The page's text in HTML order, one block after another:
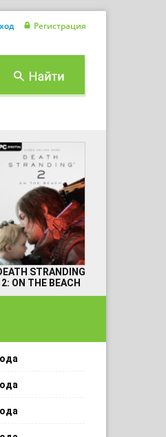
Регистрация
STRANDING
2: ON THE BEACH